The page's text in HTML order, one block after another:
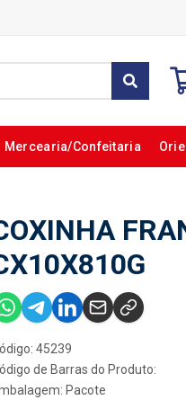
Mercearia/Confeitaria
45239
de Barras do Produto:
Pacote